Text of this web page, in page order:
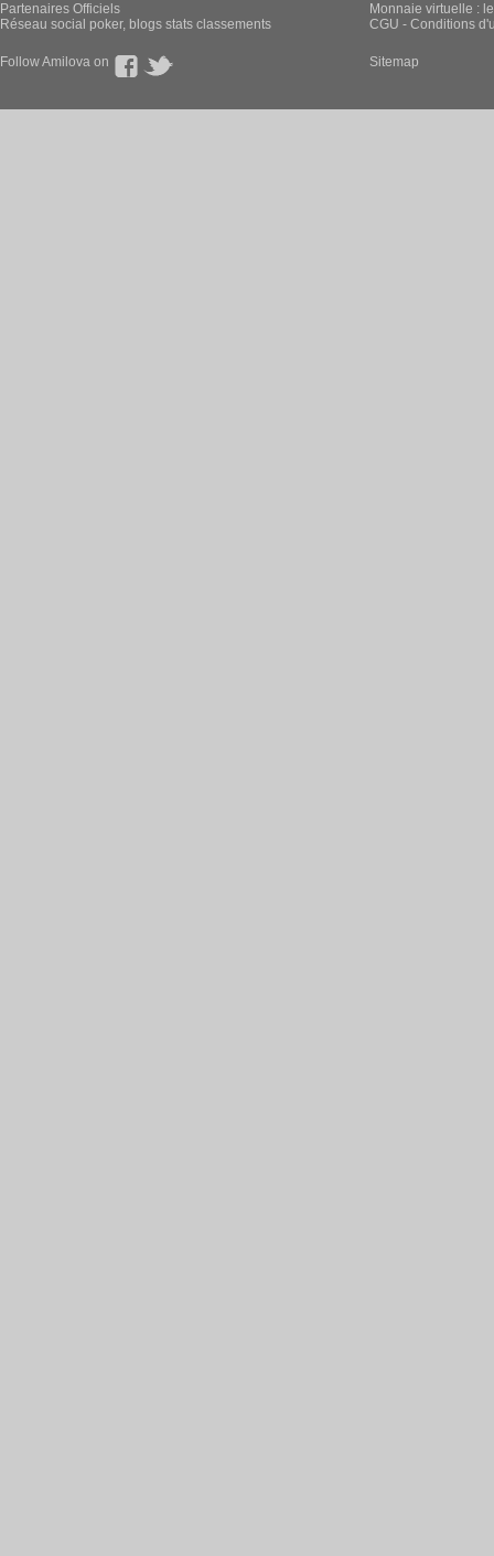
Partenaires Officiels
Réseau social poker, blogs stats classements
Monnaie virtuelle :
CGU - Conditions
Follow Amilova on Sitemap